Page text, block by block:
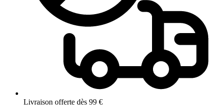
Livraison offerte dès 99 €